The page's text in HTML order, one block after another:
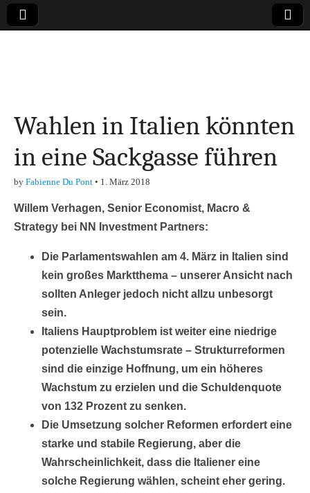
Finanzen,
Marketing-, Vertrieb-
& Investment-Tipps
Wahlen in Italien könnten
in eine Sackgasse führen
by Fabienne Du Pont • 1. März 2018
Willem Verhagen, Senior Economist, Macro &
Strategy bei NN Investment Partners:
Die Parlamentswahlen am 4. März in Italien sind
kein großes Marktthema – unserer Ansicht nach
sollten Anleger jedoch nicht allzu unbesorgt
sein.
Italiens Hauptproblem ist weiter eine niedrige
potenzielle Wachstumsrate – Strukturreformen
sind die einzige Hoffnung, um ein höheres
Wachstum zu erzielen und die Schuldenquote
von 132 Prozent zu senken.
Die Umsetzung solcher Reformen erfordert eine
starke und stabile Regierung, aber die
Wahrscheinlichkeit, dass die Italiener eine
solche Regierung wählen, scheint eher gering.